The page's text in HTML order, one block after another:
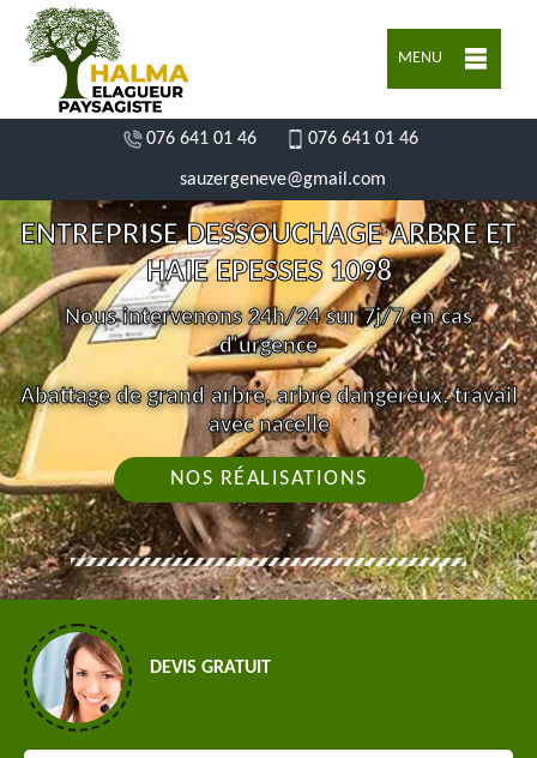
MENU
076 641 01 46 076 641 01 46
sauzergeneve@gmail.com
ENTREPRISE DESSOUCHAGE ARBRE ET
HAIE EPESSES 1098
Nous intervenons 24h/24 sur 7j/7 en cas
d'urgence
Abattage de grand arbre, arbre dangereux, travail
avec nacelle
NOS RÉALISATIONS
DEVIS GRATUIT